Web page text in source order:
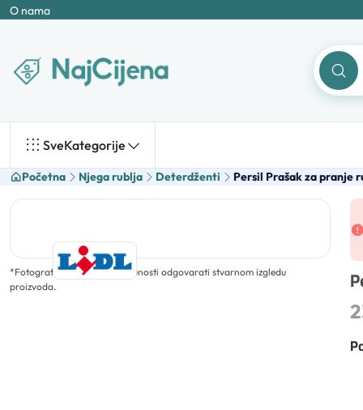
O nama
SveKategorije
Početna Njega rublja Deterdženti Persil Prašak za pranje
*Fotografija ne mora u potpunosti odgovarati stvarnom izgledu
proizvoda.